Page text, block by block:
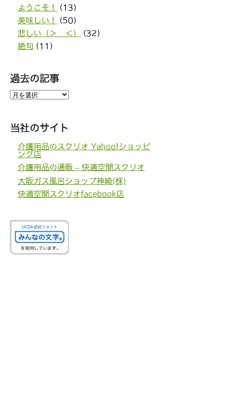
ようこそ！
(13)
美味しい！
(50)
悲しい（＞＿＜）
(32)
絶句 (11)
過去の記事
過
去
事
当社のサイト
介護用品のスクリオ Yahoo!ショッピ
ング店
介護用品の通販 – 快適空間スクリオ
大阪ガス風呂ショップ神崎(株)
快適空間スクリオfacebook店